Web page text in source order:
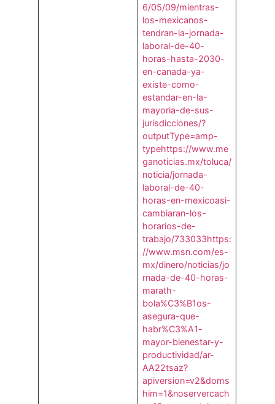
6/05/09/mientras-
los-mexicanos-
tendran-la-jornada-
laboral-de-40-
horas-hasta-2030-
en-canada-ya-
existe-como-
estandar-en-la-
mayoria-de-sus-
jurisdicciones/?
outputType=amp-
typehttps://www.me
ganoticias.mx/toluca/
noticia/jornada-
laboral-de-40-
horas-en-mexicoasi-
cambiaran-los-
horarios-de-
trabajo/733033https:
//www.msn.com/es-
mx/dinero/noticias/jo
rnada-de-40-horas-
marath-
bola%C3%B1os-
asegura-que-
habr%C3%A1-
mayor-bienestar-y-
productividad/ar-
AA22tsaz?
apiversion=v2&doms
him=1&noservercach